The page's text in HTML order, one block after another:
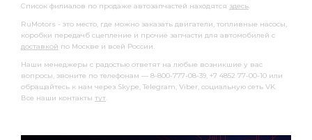
Список филиалов по продаже автозапчастей находятся здесь.
RuMotors - это место, где можно заказать двигатели, топливные насосы,
коробки передачб сцепление и прочие запчасти для автомобилей с
доставкой по Москве и всей России.
Наши менеджеры с радостью ответят на любые возникшие у вас
вопросы, звоните по телефонам — 8-800-777-08-39, +7 4852 77-00-10 или
обращайтесь к нам через Skype, Telegram, Viber, социальную сеть VK.
Все наши контакты тут.